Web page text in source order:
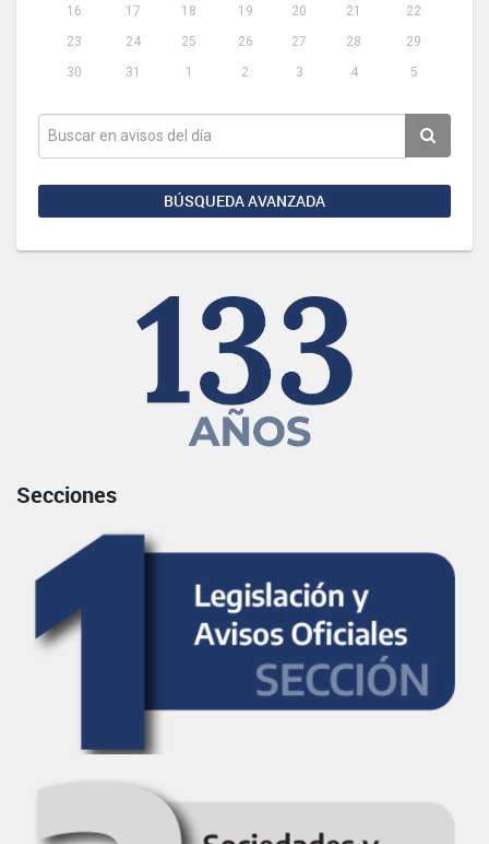
16
17 18 19 20 21
22
23
24 25 26 27 28
29
30
31 1 2 3 4 5
BÚSQUEDA AVANZADA
Secciones